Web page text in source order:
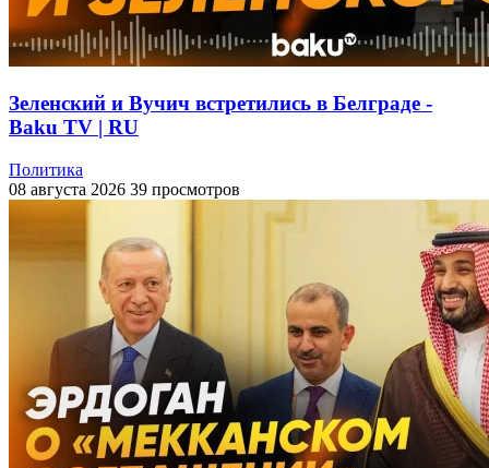
Зеленский и Вучич встретились в Белграде -
Baku TV | RU
Политика
08 августа 2026 39 просмотров